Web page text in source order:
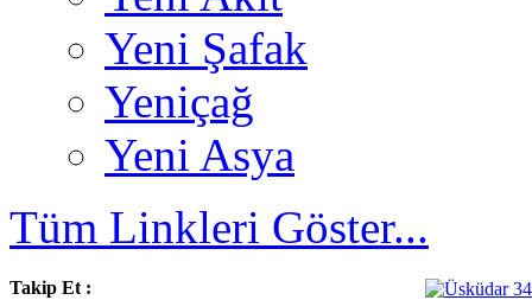
Yeni Şafak
Yeniçağ
Yeni Asya
Tüm Linkleri Göster...
Takip Et :